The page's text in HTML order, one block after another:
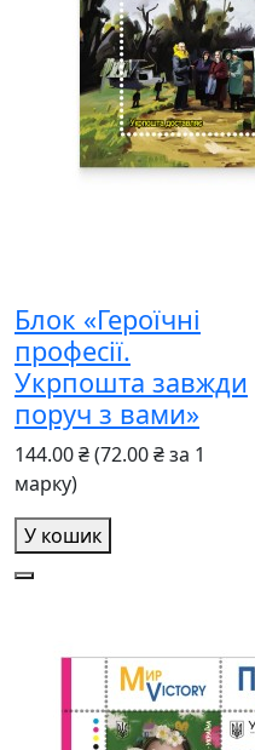
Блок «Героїчні
професії.
Укрпошта завжди
поруч з вами»
144.00 ₴(72.00 ₴ за 1
марку)
У кошик